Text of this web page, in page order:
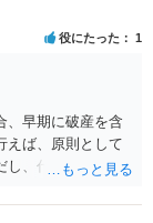
役にたった 1
、早期に破産を含
えば、原則として
し、代表者が連帯
め、北海道の法律